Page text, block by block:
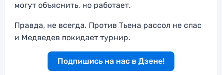
могут объяснить, но работает.
Правда, не всегда. Против Тьена рассол не спас
и Медведев покидает турнир.
Подпишись на нас в Дзене!